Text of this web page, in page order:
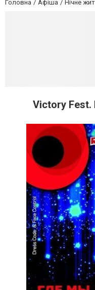
Головна Афіша Нічне
Victory